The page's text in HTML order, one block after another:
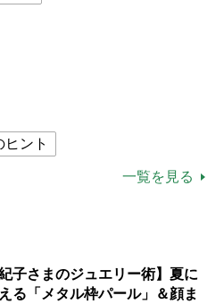
ント
バル術
なサービス
一覧を見る
紀子さまのジュエリー術】夏に
る「メタル枠パール」＆顔ま